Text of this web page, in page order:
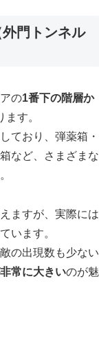
門トンネル
の1番下の階層か
す。
ており、弾薬箱・
など、さまざまな
ますが、実際には
います。
の出現数も少ない
常に大きいのが魅